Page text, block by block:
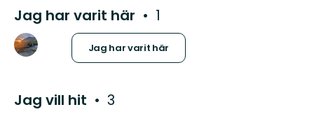
Jag har varit här 1
Jag har varit här
Jag vill hit 3